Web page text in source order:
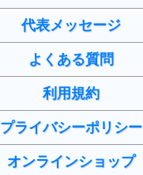
代表メッセージ
よくある質問
利用規約
プライバシーポリシー
オンラインショップ